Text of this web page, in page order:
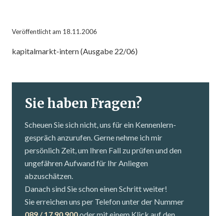
Veröffentlicht am 18.11.2006
kapitalmarkt-intern (Ausgabe 22/06)
Sie haben Fragen?
Scheuen Sie sich nicht, uns für ein Kennenlern­
gespräch anzurufen. Gerne nehme ich mir
persönlich Zeit, um Ihren Fall zu prüfen und den
ungefähren Aufwand für Ihr Anliegen
abzuschätzen.
Danach sind Sie schon einen Schritt weiter!
Sie erreichen uns per Telefon unter der Nummer